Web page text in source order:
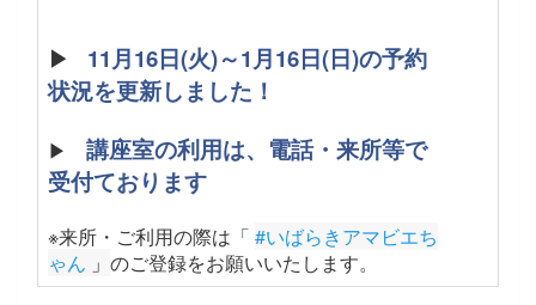
▶
11月16日(火)～1月16日(日)の予約
状況を更新しました！
▶ 講座室の利用は、電話・来所等で
受付ております
※来所・ご利用の際は「 #いばらきアマビエち
ゃん 」 のご登録をお願いいたします。